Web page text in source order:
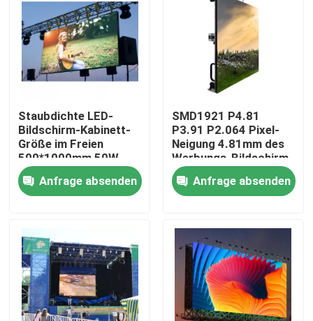
Videos
Über uns
Qualitätskontrolle
Kontaktiere uns
Fälle
Geführte Mietanzeige
Staubdichte LED-
Bildschirm-Kabinett-
Größe im Freien
500*1000mm 50W
Anfrage absenden
SMD1921 P4.81
P3.91 P2.064 Pixel-
Neigung 4.81mm des
Werbungs-Bildschirm-
LED
Anfrage absenden